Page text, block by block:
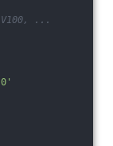
V100, ...